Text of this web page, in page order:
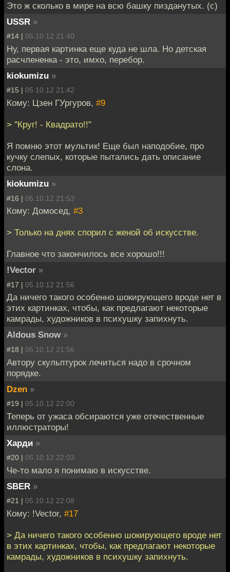
Это ж сколько в мире на всю башку пизданутых. (с)
USSR »
#14 | 05.10.12 21:40
Ну, первая картинка еще куда не шла. Но детская
расчлененка - это, имхо, перебор.
kiokumizu »
#15 | 05.10.12 21:42
Кому: Цзен ГУргуров, #9
> "Круг! - Квадрато!!"
Я помню этот мультик! Еще был наподобие, про
кучку слепых, которые пытались дать описание
слона.
kiokumizu »
#16 | 05.10.12 21:53
Кому: Домосед, #3
> Только на днях спорил с женой об искусстве.
Главное что закончилось все хорошо!!!
!Vector »
#17 | 05.10.12 21:56
Да ничего такого особенно шокирующего вроде нет в
этих картинках, чтобы, как предлагают некоторые
камрады, художников в психушку запихнуть.
Aldous Snow »
#18 | 05.10.12 21:56
Автору скульптурок лечиться надо в срочном
порядке.
Dzen »
#19 | 05.10.12 22:00
Теперь от ужаса обсираются уже отечественные
иллюстраторы!
Харди »
#20 | 05.10.12 22:03
Че-то мало я понимаю в искусстве.
SBER »
#21 | 05.10.12 22:08
Кому: !Vector, #17
> Да ничего такого особенно шокирующего вроде нет
в этих картинках, чтобы, как предлагают некоторые
камрады, художников в психушку запихнуть.